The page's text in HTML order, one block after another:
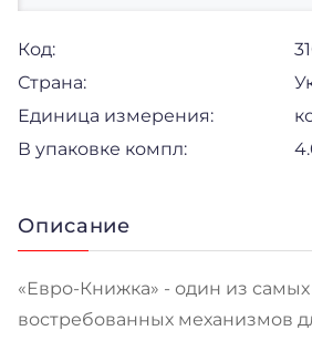
Код:
Страна:
Единица измерения:
В упаковке компл:
Описание
«Евро-Книжка» - один из
востребованных механизмов